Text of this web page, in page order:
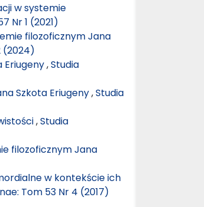
w systemie
Nr 1 (2021)
filozoficznym Jana
(2024)
Eriugeny,Studia
Szkota Eriugeny,Studia
,Studia
filozoficznym Jana
w kontekście ich
Tom 53 Nr 4 (2017)